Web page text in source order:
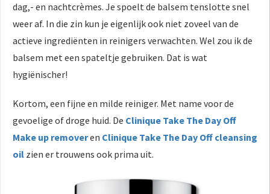
dag,- en nachtcrèmes. Je spoelt de balsem tenslotte snel
weer af. In die zin kun je eigenlijk ook niet zoveel van de
actieve ingrediënten in reinigers verwachten. Wel zou ik de
balsem met een spateltje gebruiken. Dat is wat
hygiënischer!
Kortom, een fijne en milde reiniger. Met name voor de
gevoelige of droge huid. De Clinique Take The Day Off
Make up removeren Clinique Take The Day Off cleansing
oil zien er trouwens ook prima uit.